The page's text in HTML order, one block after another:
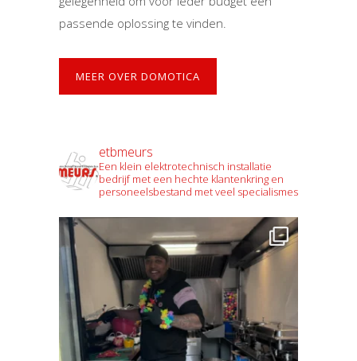
passende oplossing te vinden.
MEER OVER DOMOTICA
etbmeurs
Een klein elektrotechnisch installatie
bedrijf met een hechte klantenkring en
personeelsbestand met veel specialismes